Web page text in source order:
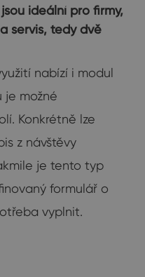
ideální pro firmy,
servis, tedy dvě
nabízí i modul
je možné
Konkrétně lze
z návštěvy
je tento typ
formulář o
vyplnit.